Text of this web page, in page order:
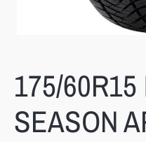
175/
SEASON